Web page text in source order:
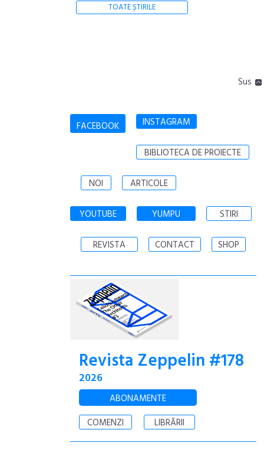
TOATE ȘTIRILE
Sus
FACEBOOK INSTAGRAM
BIBLIOTECA DE PROIECTE
NOI ARTICOLE
YOUTUBE YUMPU STIRI
REVISTA CONTACT SHOP
Revista Zeppelin #178
2026
ABONAMENTE
COMENZI
LIBRĂRII